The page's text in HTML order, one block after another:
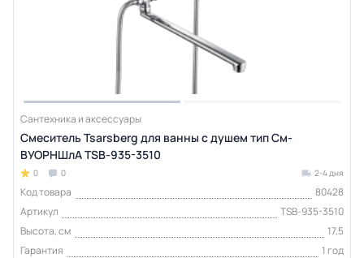
Сантехника и аксессуары
Смеситель Tsarsberg для ванны с душем тип См-
ВУОРНШлА TSB-935-3510
0 0 2-4 дня
Код товара
80428
Артикул
TSB-935-3510
Высота, см
17,5
Гарантия
1 год